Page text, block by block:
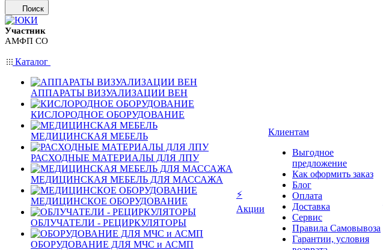
Поиск
Участник
АМФП СО
Каталог
АППАРАТЫ ВИЗУАЛИЗАЦИИ ВЕН
КИСЛОРОДНОЕ ОБОРУДОВАНИЕ
МЕДИЦИНСКАЯ МЕБЕЛЬ
РАСХОДНЫЕ МАТЕРИАЛЫ ДЛЯ ЛПУ
МЕДИЦИНСКАЯ МЕБЕЛЬ ДЛЯ МАССАЖА
МЕДИЦИНСКОЕ ОБОРУДОВАНИЕ
ОБЛУЧАТЕЛИ - РЕЦИРКУЛЯТОРЫ
ОБОРУДОВАНИЕ ДЛЯ МЧС и АСМП
⚡
Акции
Клиентам
Выгодное
предложение
Как оформить заказ
Блог
Оплата
Доставка
Сервис
Правила Самовывоза
Гарантии, условия